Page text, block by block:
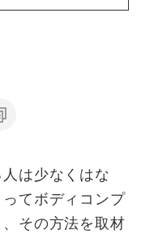
は少なくはな
てボディコンプ
その方法を取材